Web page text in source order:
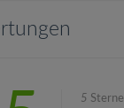
5 Sterne